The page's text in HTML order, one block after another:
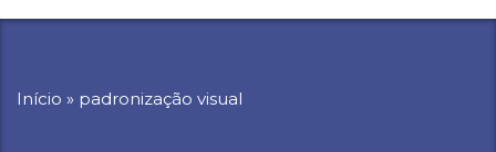
Início » padronização visual